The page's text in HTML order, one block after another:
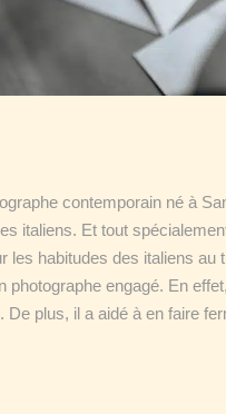
contemporain né à
italiens. Et tout
les habitudes des italiens
photographe engagé. En
plus, il a aidé à en faire